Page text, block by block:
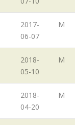
2017-
06-07
M
2018-
05-10
M
2018-
04-20
M